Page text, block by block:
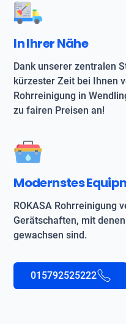
In Ihrer Nähe
Dank unserer zentralen
kürzester Zeit bei Ihnen
Rohrreinigung in
zu fairen Preisen an!
Modernstes
ROKASA Rohrreinigung
Gerätschaften, mit
gewachsen sind.
015792525222